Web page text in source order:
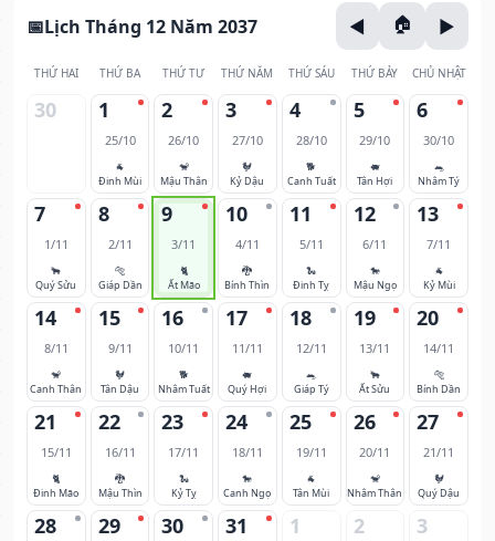
Lịch Tháng 12 Năm 2037
THỨ HAI THỨ BA THỨ TƯ THỨ NĂM THỨ SÁU THỨ BẢY CHỦ NHẬT
30 1
25/10
🐐
Đinh Mùi
2
26/10
🐒
Mậu Thân
3
27/10
🐓
Kỷ Dậu
4
28/10
🐕
Canh Tuất
5
29/10
🐖
Tân Hợi
6
30/10
🐀
Nhâm Tý
7
1/11
🐂
Quý Sửu
8
2/11
🐅
Giáp Dần
9
3/11
🐈
Ất Mão
10
4/11
🐉
Bính Thìn
11
5/11
🐍
Đinh Tỵ
12
6/11
🐎
Mậu Ngọ
13
7/11
🐐
Kỷ Mùi
14
8/11
🐒
Canh Thân
15
9/11
🐓
Tân Dậu
16
10/11
🐕
Nhâm Tuất
17
11/11
🐖
Quý Hợi
18
12/11
🐀
Giáp Tý
19
13/11
🐂
Ất Sửu
20
14/11
🐅
Bính Dần
21
15/11
🐈
Đinh Mão
22
16/11
🐉
Mậu Thìn
23
17/11
🐍
Kỷ Tỵ
24
18/11
🐎
Canh Ngọ
25
19/11
🐐
Tân Mùi
26
20/11
🐒
Nhâm Thân
27
21/11
🐓
Quý Dậu
28 29 30 31 1 2 3